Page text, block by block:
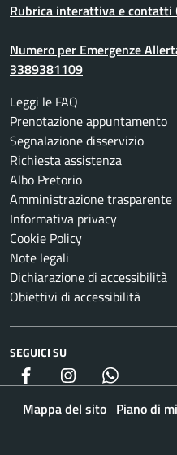
Rubrica interattiva e contatti
Numero per Emergenze
3389381109
Leggi le FAQ
Prenotazione appuntamento
Segnalazione disservizio
Richiesta assistenza
Albo Pretorio
Amministrazione trasparente
Informativa privacy
Cookie Policy
Note legali
Dichiarazione di accessibilità
Obiettivi di accessibilità
SEGUICI SU
Facebook Instagram
Mappa del sito Piano di